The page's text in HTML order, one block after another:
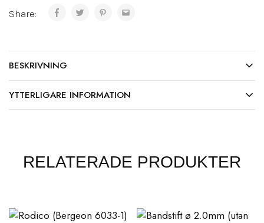
Share:
BESKRIVNING
YTTERLIGARE INFORMATION
RELATERADE PRODUKTER